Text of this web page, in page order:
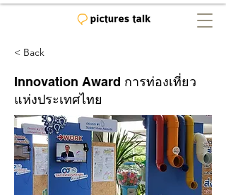
< Back
Innovation Award การท่องเที่ยว
แห่งประเทศไทย